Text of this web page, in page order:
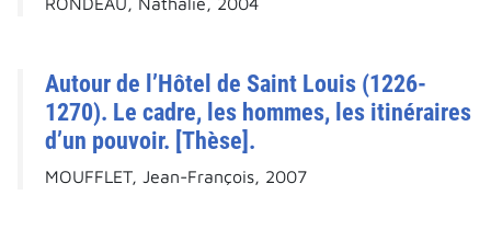
Autour de l’Hôtel de Saint Louis (1226-
1270). Le cadre, les hommes, les itinéraires
d’un pouvoir. [Thèse].
MOUFFLET, Jean-François, 2007